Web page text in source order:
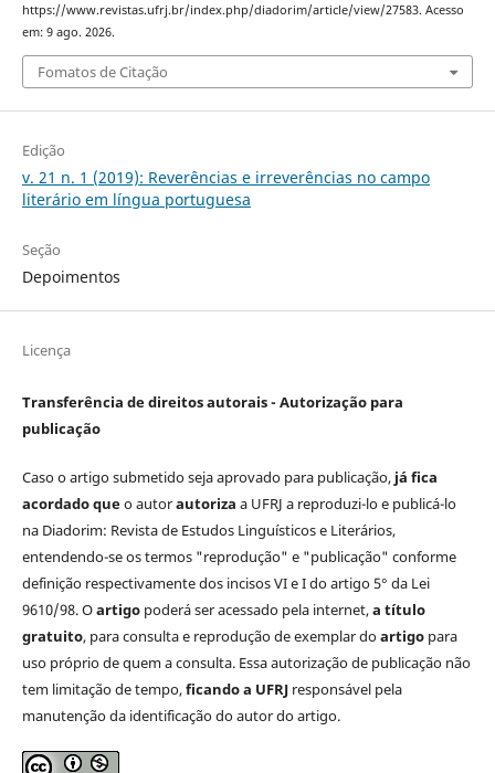
https://www.revistas.ufrj.br/index.php/diadorim/article/view/27583. Acesso
em: 9 ago. 2026.
Fomatos de Citação
Edição
v. 21 n. 1 (2019): Reverências e irreverências no campo
literário em língua portuguesa
Seção
Depoimentos
Licença
Transferência de direitos autorais - Autorização para
publicação
Caso o artigo submetido seja aprovado para publicação, já fica
acordado queo autorautoriza a UFRJ a reproduzi-lo e publicá-lo
na Diadorim: Revista de Estudos Linguísticos e Literários,
entendendo-se os termos "reprodução" e "publicação" conforme
definição respectivamente dos incisos VI e I do artigo 5° da Lei
9610/98. Oartigopoderá ser acessado pela internet,a título
gratuito, para consulta e reprodução de exemplar doartigopara
uso próprio de quem a consulta. Essa autorização de publicação não
tem limitação de tempo,ficando a UFRJresponsável pela
manutenção da identificação do autor do artigo.